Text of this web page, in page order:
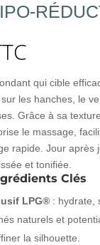
qui cible
les hanches, le
Grâce à sa
le massage,
rapide. Jour après
et tonifiée.
Clés
LPG®: hydrate,
naturels et
la silhouette.